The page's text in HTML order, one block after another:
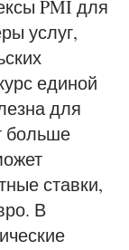
PMI для
услуг,
единой
для
больше
ставки,
В